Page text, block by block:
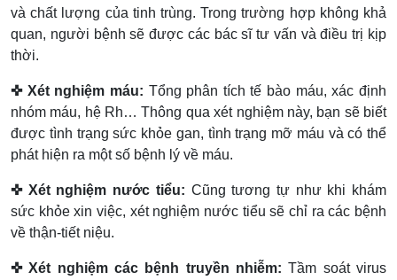
và chất lượng của tinh trùng. Trong trường hợp không khả
quan, người bệnh sẽ được các bác sĩ tư vấn và điều trị kịp
thời.
✜ Xét nghiệm máu: Tổng phân tích tế bào máu, xác định
nhóm máu, hệ Rh… Thông qua xét nghiệm này, bạn sẽ biết
được tình trạng sức khỏe gan, tình trạng mỡ máu và có thể
phát hiện ra một số bệnh lý về máu.
✜ Xét nghiệm nước tiểu: Cũng tương tự như khi khám
sức khỏe xin việc, xét nghiệm nước tiểu sẽ chỉ ra các bệnh
về thận-tiết niệu.
✜ Xét nghiệm các bệnh truyền nhiễm: Tầm soát virus